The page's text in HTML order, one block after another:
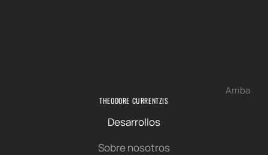
Arriba
THEODORE CURRENTZIS
Desarrollos
Sobre nosotros